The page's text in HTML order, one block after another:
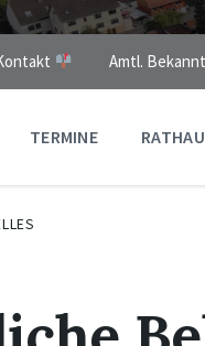
Amtl.
TERMINE